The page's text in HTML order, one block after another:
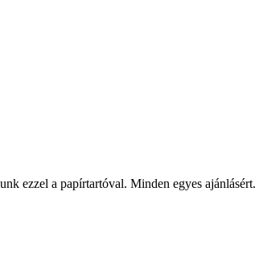
ezzel a papírtartóval. Minden egyes